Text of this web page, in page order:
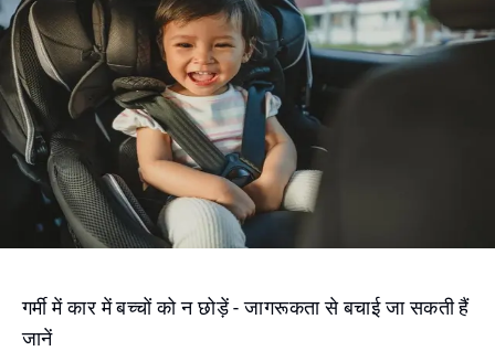
गर्मी में कार में बच्चों को न छोड़ें - जागरूकता से बचाई जा सकती हैं
जानें